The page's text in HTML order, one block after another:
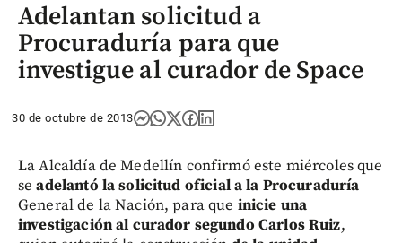
Adelantan solicitud a
Procuraduría para que
investigue al curador de Space
30 de octubre de 2013
La Alcaldía de Medellín confirmó este miércoles que
seadelantó la solicitud oficial a la Procuraduría
General de la Nación, para que inicie una
investigación al curador segundo Carlos Ruiz,